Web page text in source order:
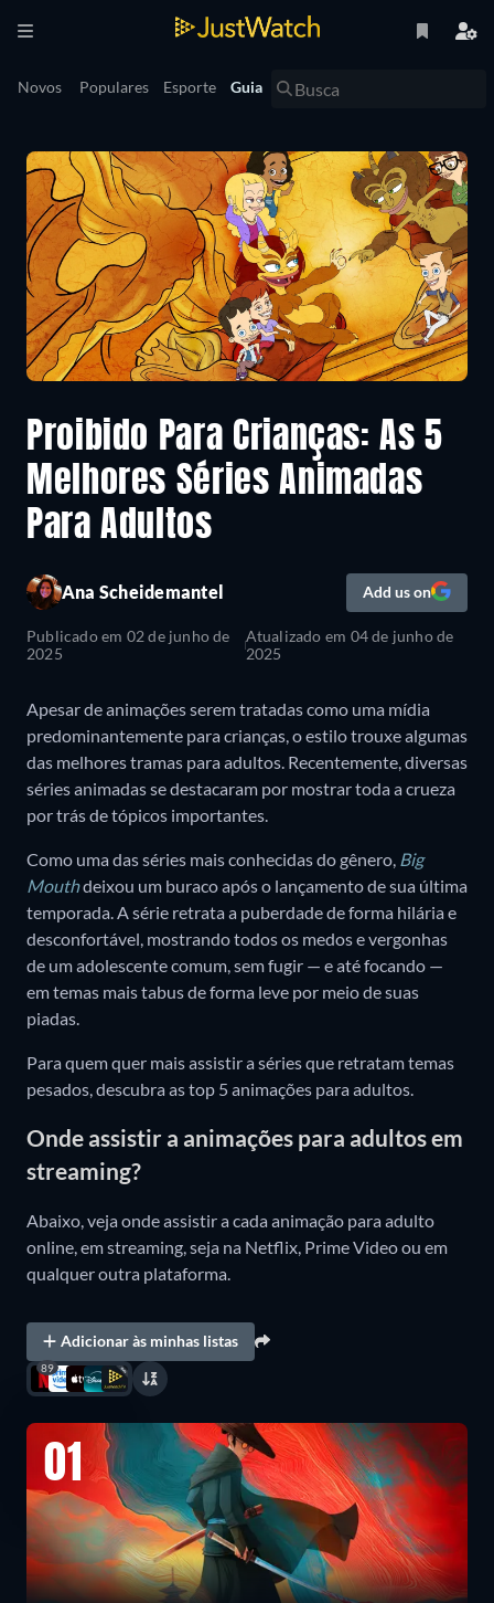
Novos Populares Esporte Guia
Proibido Para Crianças: As 5
Melhores Séries Animadas
Para Adultos
Ana Scheidemantel Add us on
Publicado em 02 de junho de
2025
Atualizado em 04 de junho de
2025
Apesar de animações serem tratadas como uma mídia
predominantemente para crianças, o estilo trouxe algumas
das melhores tramas para adultos. Recentemente, diversas
séries animadas se destacaram por mostrar toda a crueza
por trás de tópicos importantes.
Como uma das séries mais conhecidas do gênero, Big
Mouthdeixou um buraco após o lançamento de sua última
temporada. A série retrata a puberdade de forma hilária e
desconfortável, mostrando todos os medos e vergonhas
de um adolescente comum, sem fugir — e até focando —
em temas mais tabus de forma leve por meio de suas
piadas.
Para quem quer mais assistir a séries que retratam temas
pesados, descubra as top 5 animações para adultos.
Onde assistir a animações para adultos em
streaming?
Abaixo, veja onde assistir a cada animação para adulto
online, em streaming, seja na Netflix, Prime Video ou em
qualquer outra plataforma.
Adicionar às minhas listas
89
01